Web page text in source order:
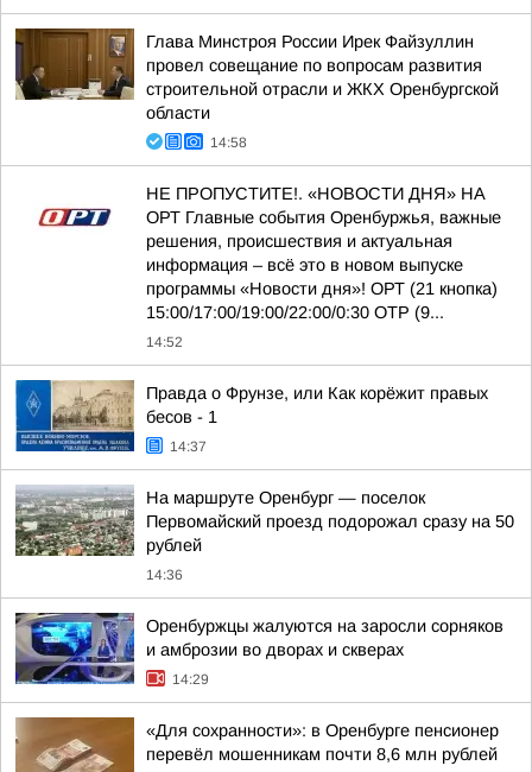
Глава Минстроя России Ирек Файзуллин
провел совещание по вопросам развития
строительной отрасли и ЖКХ Оренбургской
области
14:58
НЕ ПРОПУСТИТЕ!. «НОВОСТИ ДНЯ» НА
ОРТ Главные события Оренбуржья, важные
решения, происшествия и актуальная
информация – всё это в новом выпуске
программы «Новости дня»! ОРТ (21 кнопка)
15:00/17:00/19:00/22:00/0:30 ОТР (9...
14:52
Правда о Фрунзе, или Как корёжит правых
бесов - 1
14:37
На маршруте Оренбург — поселок
Первомайский проезд подорожал сразу на 50
рублей
14:36
Оренбуржцы жалуются на заросли сорняков
и амброзии во дворах и скверах
14:29
«Для сохранности»: в Оренбурге пенсионер
перевёл мошенникам почти 8,6 млн рублей